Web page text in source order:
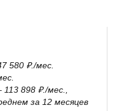
580 ₽./мес.
898 ₽./мес.,
за 12 месяцев